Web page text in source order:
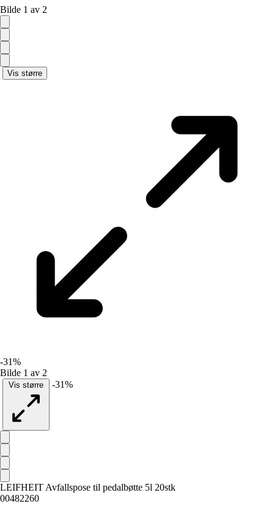
Bilde 1 av 2
Vis større
-31%
Bilde 1 av 2
Vis større -31%
LEIFHEIT Avfallspose til pedalbøtte 5l 20stk
00482260